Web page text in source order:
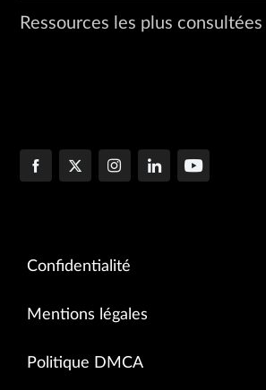
Ressources les plus consultées
Confidentialité
Mentions légales
Politique DMCA